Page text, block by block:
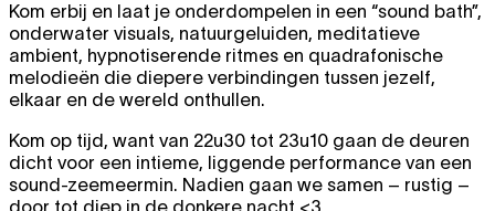
Kom erbij en laat je onderdompelen in een “sound bath”,
onderwater visuals, natuurgeluiden, meditatieve
ambient, hypnotiserende ritmes en quadrafonische
melodieën die diepere verbindingen tussen jezelf,
elkaar en de wereld onthullen.
Kom op tijd, want van 22u30 tot 23u10 gaan de deuren
dicht voor een intieme, liggende performance van een
sound-zeemeermin. Nadien gaan we samen – rustig –
door tot diep in de donkere nacht <3